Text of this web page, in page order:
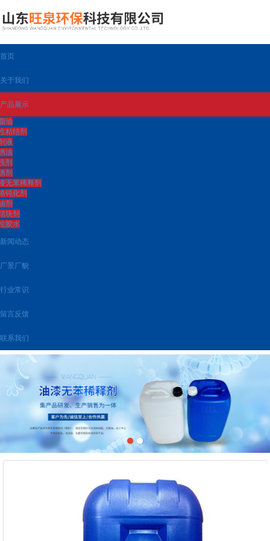
首页
关于我们
产品展示
油
粘结剂
液
油
剂
剂
无苯稀释剂
钝化剂
剂
块剂
胶水
新闻动态
厂景厂貌
行业常识
留言反馈
联系我们